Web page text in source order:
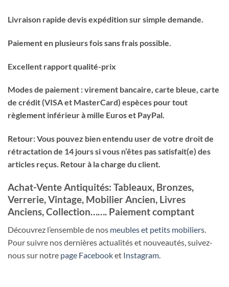
Livraison rapide devis expédition sur simple demande.
Paiement en plusieurs fois sans frais possible.
Excellent rapport qualité-prix
Modes de paiement : virement bancaire, carte bleue, carte
de crédit (VISA et MasterCard) espèces pour tout
règlement inférieur à mille Euros et PayPal.
Retour: Vous pouvez bien entendu user de votre droit de
rétractation de 14 jours si vous n’êtes pas satisfait(e) des
articles reçus. Retour à la charge du client.
Achat-Vente Antiquités: Tableaux, Bronzes,
Verrerie, Vintage, Mobilier Ancien, Livres
Anciens, Collection……. Paiement comptant
Découvrez l’ensemble de nos meubles et petits mobiliers
Pour suivre nos dernières actualités et nouveautés, suivez-
nous sur notre page Facebooket Instagram